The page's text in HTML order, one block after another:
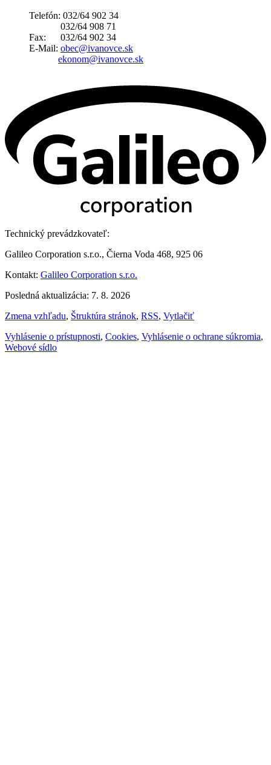
Telefón: 032/64 902 34
032/64 908 71
Fax: 032/64 902 34
E-Mail: obec@ivanovce.sk
ekonom@ivanovce.sk
Technický prevádzkovateľ:
Galileo Corporation s.r.o., Čierna Voda 468, 925 06
Kontakt: Galileo Corporation s.r.o.
Posledná aktualizácia: 7. 8. 2026
Zmena vzhľadu, Štruktúra stránok, RSS, Vytlačiť
Vyhlásenie o prístupnosti, Cookies, Vyhlásenie o ochrane súkromia,
Webové sídlo